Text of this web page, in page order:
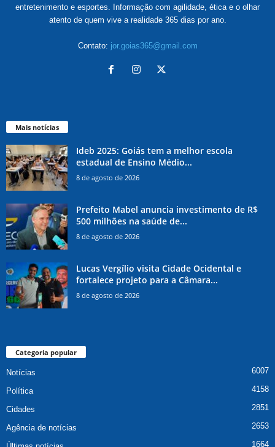
entretenimento e esportes. Informação com agilidade, ética e o olhar
atento de quem vive a realidade 365 dias por ano.
Contato: jor.goias365@gmail.com
Mais notícias
Ideb 2025: Goiás tem a melhor escola
estadual de Ensino Médio...
8 de agosto de 2026
Prefeito Mabel anuncia investimento de R$
500 milhões na saúde de...
8 de agosto de 2026
Lucas Vergílio visita Cidade Ocidental e
fortalece projeto para a Câmara...
8 de agosto de 2026
Categoria popular
Notícias 6007
Política 4158
Cidades 2851
Agência de notícias 2653
1664